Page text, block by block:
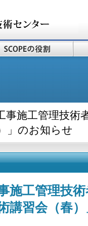
事施工管理技術
」のお知らせ
施工管理技
習会（春